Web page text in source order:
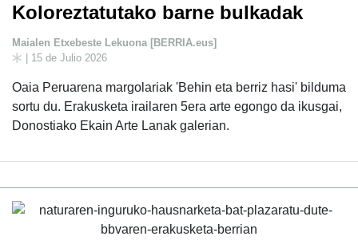
Koloreztatutako barne bulkadak
Maialen Etxebeste Lekuona [BERRIA.eus]
| 15 de Julio 2026
Oaia Peruarena margolariak 'Behin eta berriz hasi' bilduma
sortu du. Erakusketa irailaren 5era arte egongo da ikusgai,
Donostiako Ekain Arte Lanak galerian.